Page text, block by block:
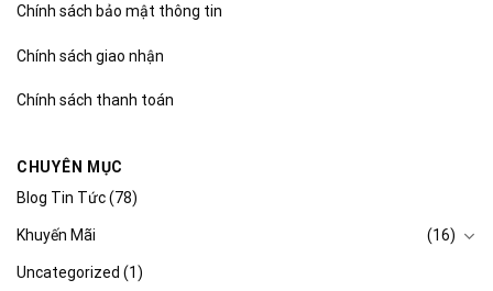
Chính sách bảo mật thông tin
Chính sách giao nhận
Chính sách thanh toán
CHUYÊN MỤC
Blog Tin Tức(78)
Khuyến Mãi (16)
Uncategorized (1)